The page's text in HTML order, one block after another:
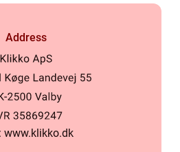
Address
www.klikko.dk